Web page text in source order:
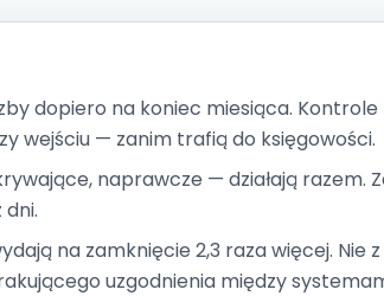
dopiero na koniec miesiąca. Kontrole
wejściu — zanim trafią do księgowości.
naprawcze — działają razem.
na zamknięcie 2,3 raza więcej. Nie
uzgodnienia między